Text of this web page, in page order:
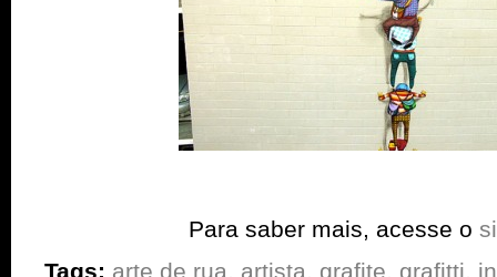
Para saber mais, acesse o
Tags: arte de rua, artista, grafite, grafitti,